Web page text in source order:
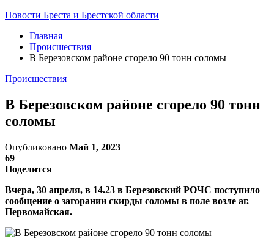
Новости Бреста и Брестской области
Главная
Происшествия
В Березовском районе сгорело 90 тонн соломы
Происшествия
В Березовском районе сгорело 90 тонн
соломы
Опубликовано Май 1, 2023
69
Поделится
Вчера, 30 апреля, в 14.23 в Березовский РОЧС поступило
сообщение о загорании скирды соломы в поле возле аг.
Первомайская.